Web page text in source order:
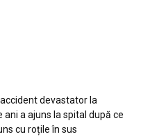
devastator la
a ajuns la spital după ce
cu roțile în sus